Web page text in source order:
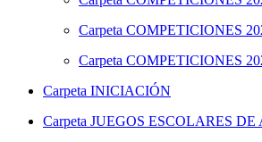
Carpeta COMPETICIONES
Carpeta COMPETICIONES
Carpeta INICIACIÓN
Carpeta JUEGOS ESCOLARES DE